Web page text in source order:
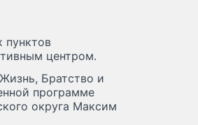
пунктов
центром.
Братство и
программе
округа Максим